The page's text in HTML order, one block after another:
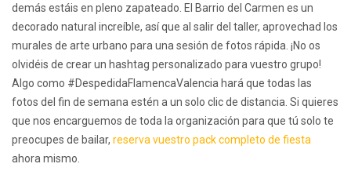
demás estáis en pleno zapateado. El Barrio del Carmen es un
decorado natural increíble, así que al salir del taller, aprovechad los
murales de arte urbano para una sesión de fotos rápida. ¡No os
olvidéis de crear un hashtag personalizado para vuestro grupo!
Algo como #DespedidaFlamencaValencia hará que todas las
fotos del fin de semana estén a un solo clic de distancia. Si quieres
que nos encarguemos de toda la organización para que tú solo te
preocupes de bailar, reserva vuestro pack completo de fiesta
ahora mismo.